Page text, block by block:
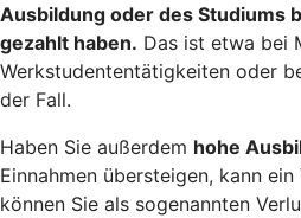
Ausbildung oder des Studiums
gezahlt haben. Das ist etwa bei
Werkstudententätigkeiten oder
der Fall.
Haben Sie außerdem hohe
Einnahmen übersteigen, kann
können Sie als sogenannten